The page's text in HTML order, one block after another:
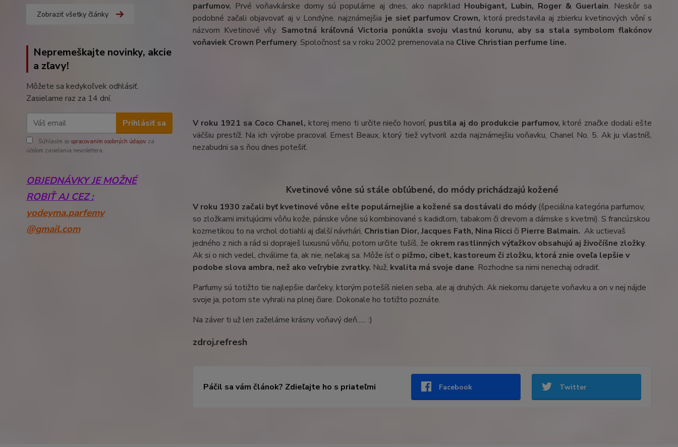
Zobraziť všetky články
Nepremeškajte novinky, akcie
a zľavy!
Môžete sa kedykoľvek odhlásiť.
Zasielame raz za 14 dní.
Prihlásiť sa
Súhlasím so spracovaním osobných údajov za
účelom zasielania newslettera.
OBJEDNÁVKY JE MOŽNÉ
ROBIŤ AJ CEZ :
yodeyma.parfemy
@gmail.com
parfumov. Prvé voňavkárske domy sú populárne aj dnes, ako napríklad Houbigant, Lubin, Roger & Guerlain. Neskôr sa
podobné začali objavovať aj v Londýne, najznámejšia je sieť parfumov Crown, ktorá predstavila aj zbierku kvetinových vôní s
názvom Kvetinové víly. Samotná kráľovná Victoria ponúkla svoju vlastnú korunu, aby sa stala symbolom flakónov
voňaviek Crown Perfumery. Spoločnosť sa v roku 2002 premenovala na Clive Christian perfume line.
V roku 1921 sa Coco Chanel, ktorej meno ti určite niečo hovorí, pustila aj do produkcie parfumov, ktoré značke dodali ešte
väčšiu prestíž. Na ich výrobe pracoval Ernest Beaux, ktorý tiež vytvoril azda najznámejšiu voňavku, Chanel No. 5. Ak ju vlastníš,
nezabudni sa s ňou dnes potešiť.
Kvetinové vône sú stále obľúbené, do módy prichádzajú kožené
V roku 1930 začali byť kvetinové vône ešte populárnejšie a kožené sa dostávali do módy(špeciálna kategória parfumov,
so zložkami imitujúcimi vôňu kože, pánske vône sú kombinované s kadidlom, tabakom či drevom a dámske s kvetmi). S francúzskou
kozmetikou to na vrchol dotiahli aj ďalší návrhári, Christian Dior, Jacques Fath, Nina Ricci či Pierre Balmain. Ak uctievaš
jedného z nich a rád si dopraješ luxusnú vôňu, potom určite tušíš, že okrem rastlinných výťažkov obsahujú aj živočíšne zložky.
Ak si o nich vedel, chválime ťa, ak nie, neľakaj sa. Môže ísť o pižmo, cibet, kastoreum či zložku, ktorá znie oveľa lepšie v
podobe slova ambra, než ako veľrybie zvratky. Nuž, kvalita má svoje dane. Rozhodne sa nimi nenechaj odradiť.
Parfumy sú totižto tie najlepšie darčeky, ktorým potešíš nielen seba, ale aj druhých. Ak niekomu darujete voňavku a on v nej nájde
svoje ja, potom ste vyhrali na plnej čiare. Dokonale ho totižto poznáte.
Na záver ti už len zaželáme krásny voňavý deň...... :)
zdroj.refresh
Páčil sa vám článok? Zdieľajte ho s priateľmi Facebook Twitter